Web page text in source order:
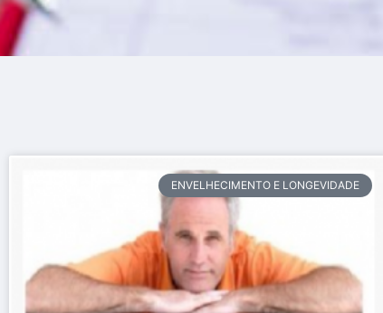
ENVELHECIMENTO E LONGEVIDADE